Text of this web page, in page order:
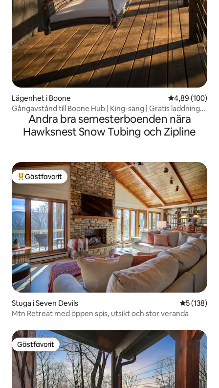
Lägenhet i Boone 4,89 av 5 i
4,89 (100)
Gångavstånd till Boone Hub | King-säng | Gratis laddning
av elbilAndra bra semesterboenden nära
Hawksnest Snow Tubing och Zipline
Populär gästfavorit
Gästfavorit
Stuga i Seven Devils 5 av 5 i
5 (138)
Mtn Retreat med öppen spis, utsikt och stor veranda
Gästfavorit
Gästfavorit